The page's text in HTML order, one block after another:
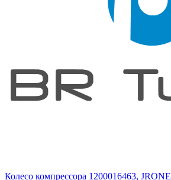
Колесо компрессора 1200016463, JRONE